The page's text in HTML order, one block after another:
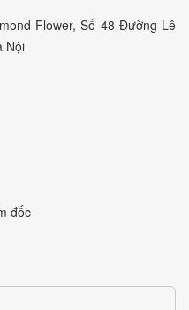
Flower, Số 48 Đường Lê
Nội
đốc